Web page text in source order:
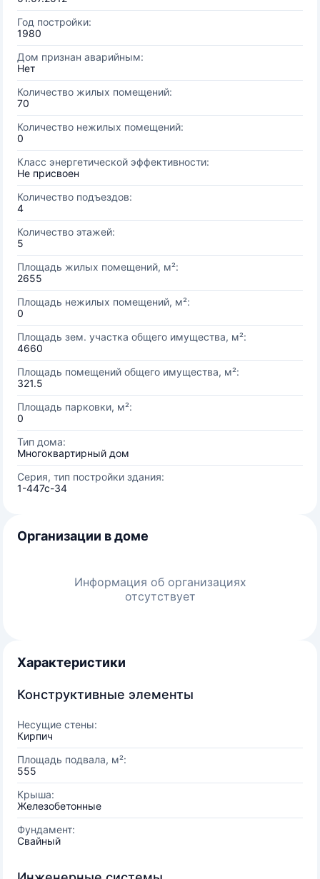
Год постройки:
1980
Дом признан аварийным:
Нет
Количество жилых помещений:
70
Количество нежилых помещений:
0
Класс энергетической эффективности:
Не присвоен
Количество подъездов:
4
Количество этажей:
5
Площадь жилых помещений, м²:
2655
Площадь нежилых помещений, м²:
0
Площадь зем. участка общего имущества, м²:
4660
Площадь помещений общего имущества, м²:
321.5
Площадь парковки, м²:
0
Тип дома:
Многоквартирный дом
Серия, тип постройки здания:
1-447c-34
Организации в доме
Информация об организациях
отсутствует
Характеристики
Конструктивные элементы
Несущие стены:
Кирпич
Площадь подвала, м²:
555
Крыша:
Железобетонные
Фундамент:
Свайный